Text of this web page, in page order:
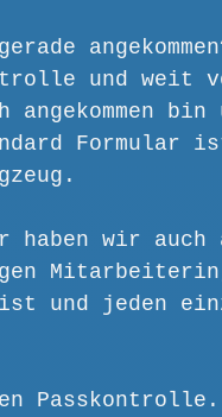
und weit
Formular
haben wir
und jeden